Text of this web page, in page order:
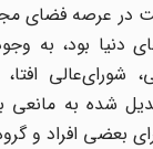
در عرصه فضای
شورای‌عالی
شده به
بعضی افراد و